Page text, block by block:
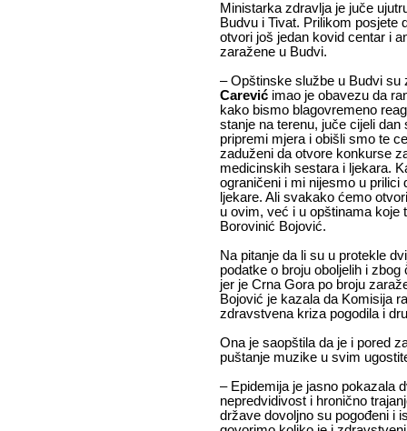
Ministarka zdravlja je juče
Budvu i Tivat. Prilikom posjete
otvori još jedan kovid centar i
zaražene u Budvi.
– Opštinske službe u Budvi su
Carević imao je obavezu da
kako bismo blagovremeno
stanje na terenu, juče cijeli
pripremi mjera i obišli smo te
zaduženi da otvore konkurse
medicinskih sestara i ljekara.
ograničeni i mi nijesmo u prilici
ljekare. Ali svakako ćemo
u ovim, već i u opštinama koje
Borovinić Bojović.
Na pitanje da li su u protekle
podatke o broju oboljelih i
jer je Crna Gora po broju
Bojović je kazala da Komisija
zdravstvena kriza pogodila i
Ona je saopštila da je i pored
puštanje muzike u svim
– Epidemija je jasno pokazala
nepredvidivost i hronično
države dovoljno su pogođeni i